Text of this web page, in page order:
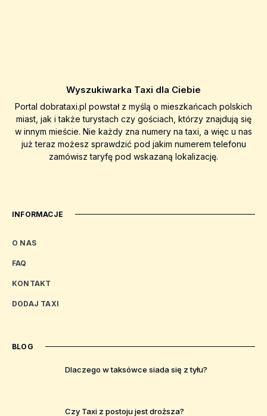
Wyszukiwarka Taxi dla Ciebie
Portal dobrataxi.pl powstał z myślą o mieszkańcach polskich
miast, jak i także turystach czy gościach, którzy znajdują się
w innym mieście. Nie każdy zna numery na taxi, a więc u nas
już teraz możesz sprawdzić pod jakim numerem telefonu
zamówisz taryfę pod wskazaną lokalizację.
INFORMACJE
O NAS
FAQ
KONTAKT
DODAJ TAXI
BLOG
Dlaczego w taksówce siada się z tyłu?
Czy Taxi z postoju jest droższa?